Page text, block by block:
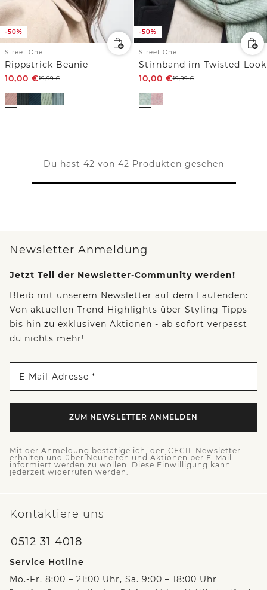
-50%
Street One
Rippstrick Beanie
10,00 €19,99€
-50%
Street One
Stirnband im Twisted-Look
10,00 €19,99€
Du hast 42 von 42 Produkten gesehen
Newsletter Anmeldung
Jetzt Teil der Newsletter-Community werden!
Bleib mit unserem Newsletter auf dem Laufenden:
Von aktuellen Trend-Highlights über Styling-Tipps
bis hin zu exklusiven Aktionen - ab sofort verpasst
du nichts mehr!
E-Mail-Adresse *
ZUM NEWSLETTER ANMELDEN
Mit der Anmeldung bestätige ich, den CECIL Newsletter
erhalten und über Neuheiten und Aktionen per E-Mail
informiert werden zu wollen. Diese Einwilligung kann
jederzeit widerrufen werden.
Kontaktiere uns
0512 31 4018
Service Hotline
Mo.-Fr. 8:00 – 21:00 Uhr, Sa. 9:00 – 18:00 Uhr